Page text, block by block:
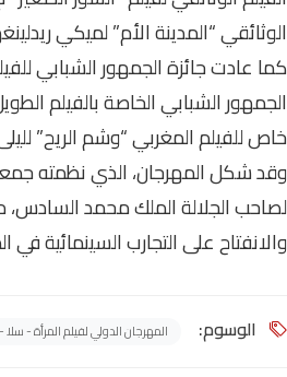
الوثائقي “المدينة الأم” لميكي
كما عادت جائزة الجمهور الشبابي
خاص للفيلم المغربي “وشم الريح” لليلى
لصاحب الجلالة الملك محمد السادس،
والانفتاح على التجارب السينمائية
الوسوم: المهرجان الدولي لفيلم المرأة -